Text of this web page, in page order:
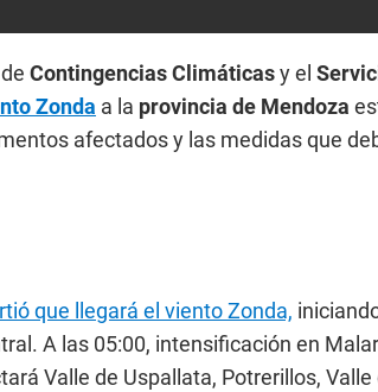
Contingencias Climáticasy el
Zonda a la provincia de Mendoza
afectados y las medidas que
que llegará el viento Zonda,
A las 05:00, intensificación en
Valle de Uspallata, Potrerillos, Valle